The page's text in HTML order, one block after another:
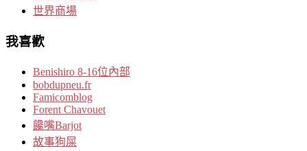
世界商場
我喜歡
Benishiro 8-16位內部
bobdupneu.fr
Famicomblog
Forent Chavouet
饞嘴Barjot
故事狗屎